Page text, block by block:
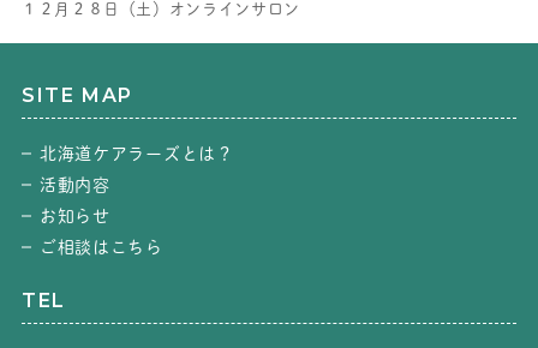
１２月２８日（土）オンラインサロン
SITE MAP
北海道ケアラーズとは？
活動内容
お知らせ
ご相談はこちら
TEL